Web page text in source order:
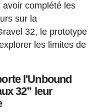
avoir complété les
sur la
32, le prototype
les limites de
l'Unbound
32” leur